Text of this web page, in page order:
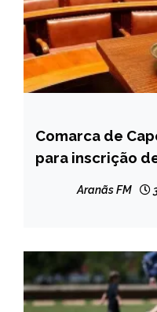
CAPELINHA
NOTÍCIAS
Comarca de
para inscrição
Aranãs FM